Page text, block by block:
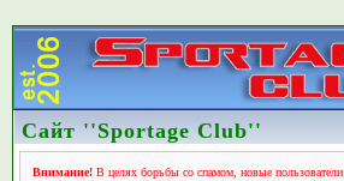
Сайт ''Sportage Club''
Внимание!В целях борьбы со спамом, новые пользователи